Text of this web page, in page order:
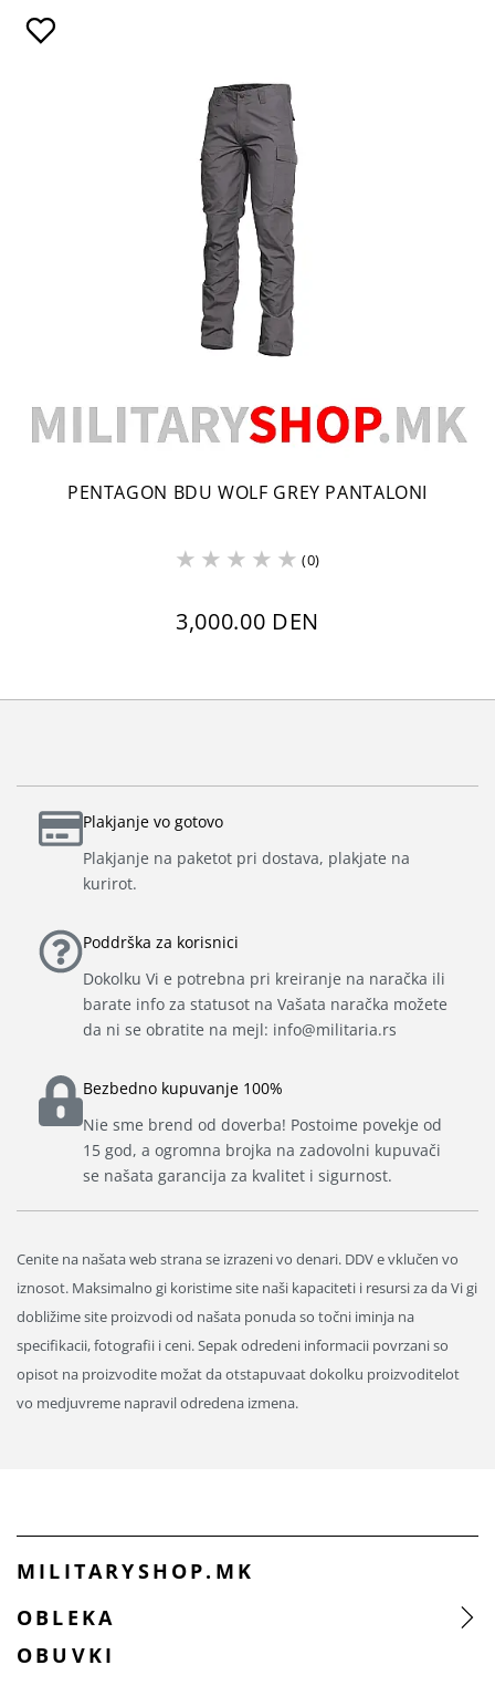
PENTAGON BDU WOLF GREY PANTALONI
(0)
3,000.00 DEN
Plakjanje vo gotovo
Plakjanje na paketot pri dostava, plakjate na
kurirot.
Poddrška za korisnici
Dokolku Vi e potrebna pri kreiranje na naračka ili
barate info za statusot na Vašata naračka možete
da ni se obratite na mejl: info@militaria.rs
Bezbedno kupuvanje 100%
Nie sme brend od doverba! Postoime povekje od
15 god, a ogromna brojka na zadovolni kupuvači
se našata garancija za kvalitet i sigurnost.
Cenite na našata web strana se izrazeni vo denari. DDV e vklučen vo
iznosot. Maksimalno gi koristime site naši kapaciteti i resursi za da Vi gi
dobližime site proizvodi od našata ponuda so točni iminja na
specifikacii, fotografii i ceni. Sepak odredeni informacii povrzani so
opisot na proizvodite možat da otstapuvaat dokolku proizvoditelot
vo medjuvreme napravil odredena izmena.
MILITARYSHOP.MK
OBLEKA
OBUVKI